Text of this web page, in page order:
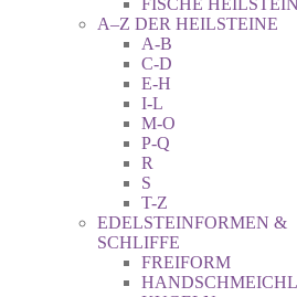
FISCHE
A–Z DER HEILSTEINE
A-B
C-D
E-H
I-L
M-O
P-Q
R
S
T-Z
EDELSTEINFORMEN &
SCHLIFFE
FREIFORM